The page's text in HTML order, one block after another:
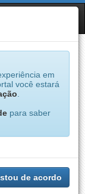
em
você estará
para saber
de acordo